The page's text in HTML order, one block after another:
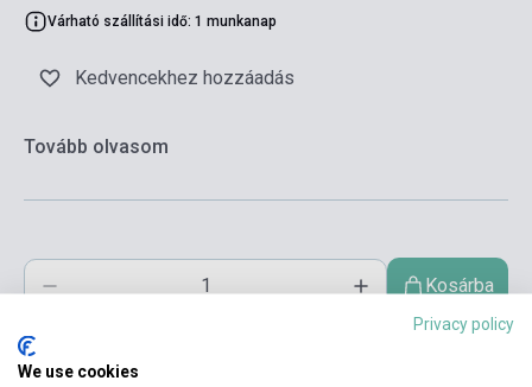
Várható szállítási idő: 1 munkanap
Kedvencekhez hozzáadás
Tovább olvasom
Kosárba
Privacy policy
We use cookies